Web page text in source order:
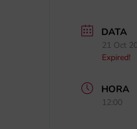
DATA
21 Oct
Expired!
HORA
12:00